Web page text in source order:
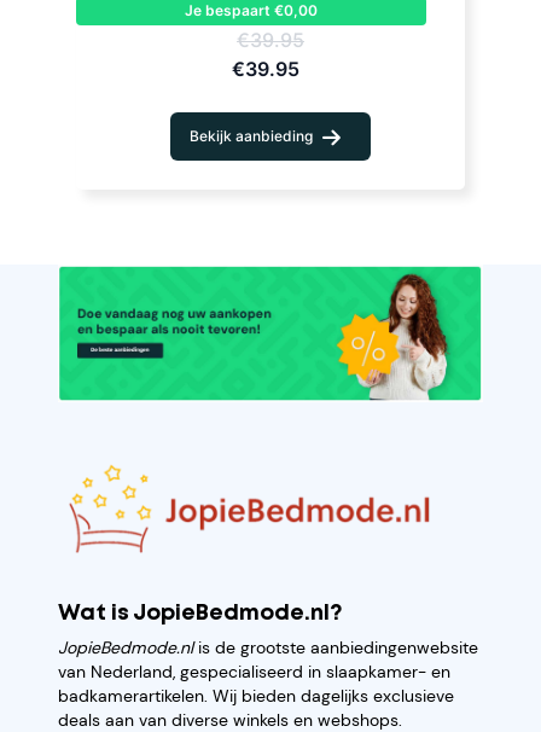
Je bespaart €0,00
€39.95
€39.95
Bekijk aanbieding
Wat is JopieBedmode.nl?
JopieBedmode.nlis de grootste aanbiedingenwebsite
van Nederland, gespecialiseerd in slaapkamer- en
badkamerartikelen. Wij bieden dagelijks exclusieve
deals aan van diverse winkels en webshops.